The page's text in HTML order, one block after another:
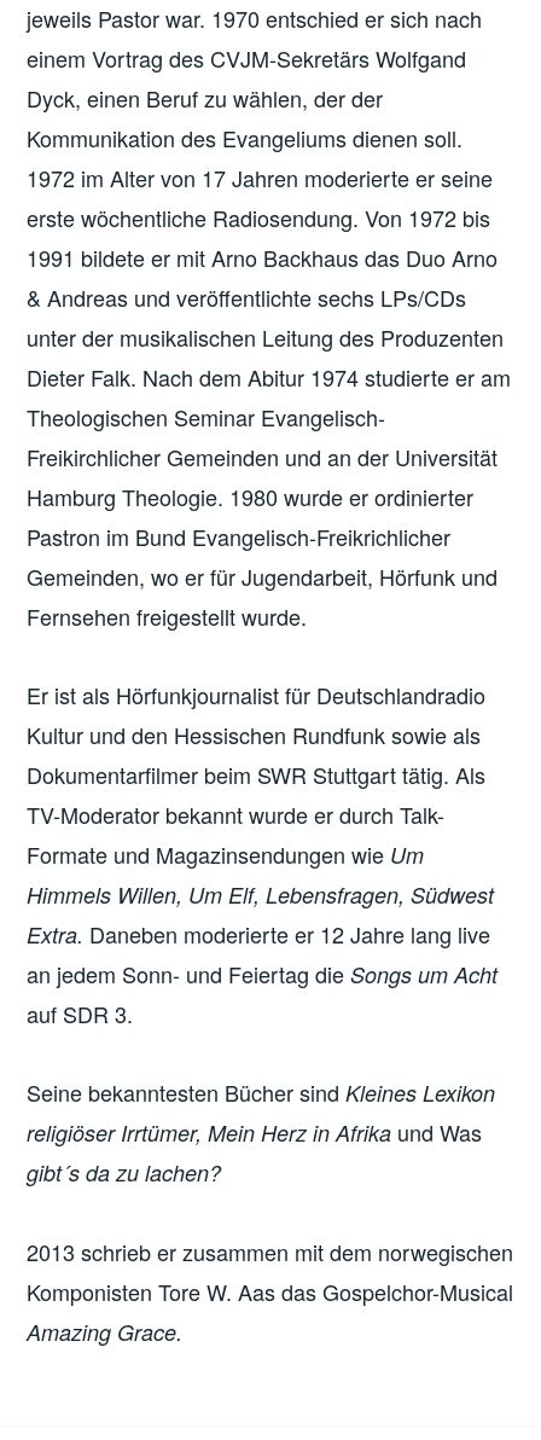
jeweils Pastor war. 1970 entschied er sich nach
einem Vortrag des CVJM-Sekretärs Wolfgand
Dyck, einen Beruf zu wählen, der der
Kommunikation des Evangeliums dienen soll.
1972 im Alter von 17 Jahren moderierte er seine
erste wöchentliche Radiosendung. Von 1972 bis
1991 bildete er mit Arno Backhaus das Duo Arno
& Andreas und veröffentlichte sechs LPs/CDs
unter der musikalischen Leitung des Produzenten
Dieter Falk. Nach dem Abitur 1974 studierte er am
Theologischen Seminar Evangelisch-
Freikirchlicher Gemeinden und an der Universität
Hamburg Theologie. 1980 wurde er ordinierter
Pastron im Bund Evangelisch-Freikrichlicher
Gemeinden, wo er für Jugendarbeit, Hörfunk und
Fernsehen freigestellt wurde.
Er ist als Hörfunkjournalist für Deutschlandradio
Kultur und den Hessischen Rundfunk sowie als
Dokumentarfilmer beim SWR Stuttgart tätig. Als
TV-Moderator bekannt wurde er durch Talk-
Formate und Magazinsendungen wie Um
Himmels Willen, Um Elf, Lebensfragen, Südwest
Extra. Daneben moderierte er 12 Jahre lang live
an jedem Sonn- und Feiertag dieSongs um Acht
auf SDR 3.
Seine bekanntesten Bücher sindKleines Lexikon
religiöser Irrtümer, Mein Herz in Afrika und Was
gibt´s da zu lachen?
2013 schrieb er zusammen mit dem norwegischen
Komponisten Tore W. Aas das Gospelchor-Musical
Amazing Grace.